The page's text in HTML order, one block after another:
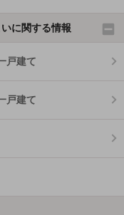
に関する情報
戸建て
戸建て